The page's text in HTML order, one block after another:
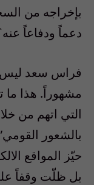
بإخراجه من
دعماً ودفاعاً
فراس سعد ليس
مشهوراً. هذا ما
التي اتهم من
بالشعور
حيّز المواقع
بل ظلّت وقفاً